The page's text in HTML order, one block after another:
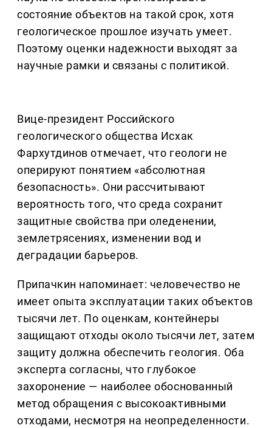
состояние объектов на такой срок, хотя
геологическое прошлое изучать умеет.
Поэтому оценки надежности выходят за
научные рамки и связаны с политикой.
Вице-президент Российского
геологического общества Исхак
Фархутдинов отмечает, что геологи не
оперируют понятием «абсолютная
безопасность». Они рассчитывают
вероятность того, что среда сохранит
защитные свойства при оледенении,
землетрясениях, изменении вод и
деградации барьеров.
Припачкин напоминает: человечество не
имеет опыта эксплуатации таких объектов
тысячи лет. По оценкам, контейнеры
защищают отходы около тысячи лет, затем
защиту должна обеспечить геология. Оба
эксперта согласны, что глубокое
захоронение — наиболее обоснованный
метод обращения с высокоактивными
отходами, несмотря на неопределенности.